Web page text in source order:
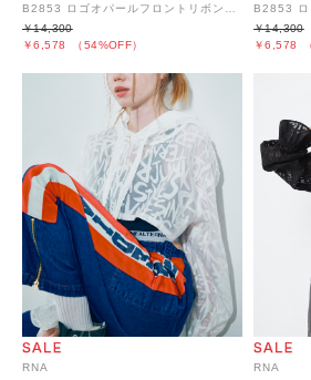
￥6,578 （54%OFF）
￥14,300
￥6,578
￥14,300
RNA
RNA